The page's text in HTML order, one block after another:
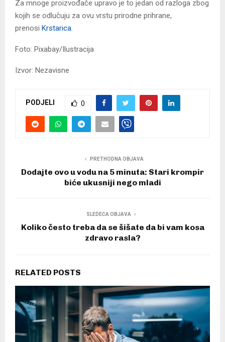
Za mnoge proizvođače upravo je to jedan od razloga zbog
kojih se odlučuju za ovu vrstu prirodne prihrane,
prenosi Krstarica.
Foto: Pixabay/Ilustracija
Izvor: Nezavisne
PODJELI 0
PRETHODNA OBJAVA
Dodajte ovo u vodu na 5 minuta: Stari krompir
biće ukusniji nego mladi
SLEDEĆA OBJAVA
Koliko često treba da se šišate da bi vam kosa
zdravo rasla?
RELATED POSTS